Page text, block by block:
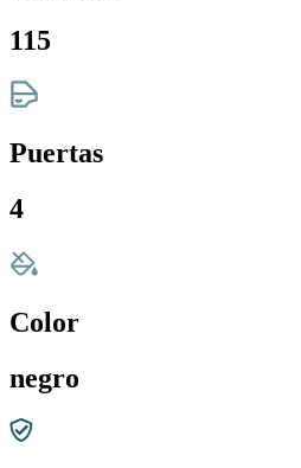
115
Puertas
4
Color
negro